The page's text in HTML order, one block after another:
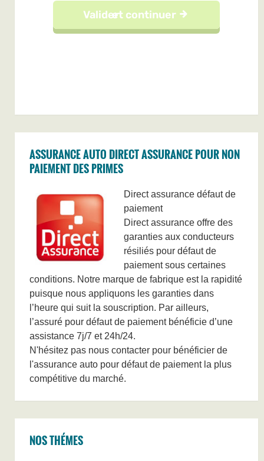
ASSURANCE AUTO DIRECT ASSURANCE POUR NON
PAIEMENT DES PRIMES
Direct assurance défaut de
paiement
Direct assurance offre des
garanties aux conducteurs
résiliés pour défaut de
paiement sous certaines
conditions. Notre marque de fabrique est la rapidité
puisque nous appliquons les garanties dans
l’heure qui suit la souscription. Par ailleurs,
l’assuré pour défaut de paiement bénéficie d’une
assistance 7j/7 et 24h/24.
N'hésitez pas nous contacter pour bénéficier de
l'assurance auto pour défaut de paiement la plus
compétitive du marché.
NOS THÉMES